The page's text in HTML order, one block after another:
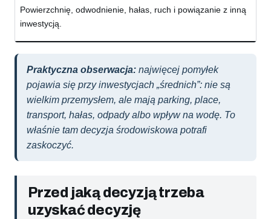
Powierzchnię, odwodnienie, hałas, ruch i powiązanie z inną
inwestycją.
Praktyczna obserwacja: najwięcej pomyłek
pojawia się przy inwestycjach „średnich”: nie są
wielkim przemysłem, ale mają parking, place,
transport, hałas, odpady albo wpływ na wodę. To
właśnie tam decyzja środowiskowa potrafi
zaskoczyć.
Przed jaką decyzją trzeba
uzyskać decyzję